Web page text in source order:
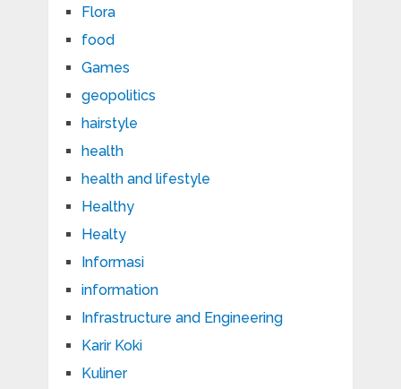
Flora
food
Games
geopolitics
hairstyle
health
health and lifestyle
Healthy
Healty
Informasi
information
Infrastructure and Engineering
Karir Koki
Kuliner